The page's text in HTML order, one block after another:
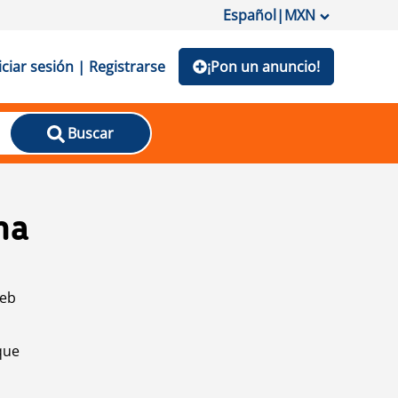
Español|MXN
sesión | Registrarse ¡Pon un anuncio!
Buscar